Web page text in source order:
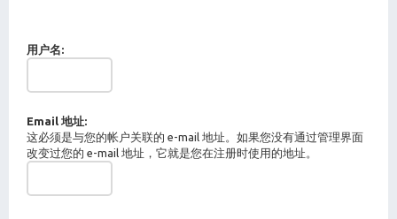
用户名:
Email 地址:
这必须是与您的帐户关联的 e-mail 地址。如果您没有通过管理界面
改变过您的 e-mail 地址，它就是您在注册时使用的地址。